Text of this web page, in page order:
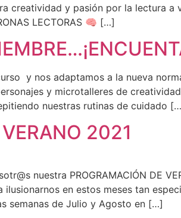
creatividad y pasión por la lectura
LECTORAS 🧠 […]
y nos adaptamos a la nueva
y microtalleres de
nuestras rutinas de cuidado
2021
nuestra PROGRAMACIÓN DE
en estos meses tan
semanas de Julio y Agosto en […]